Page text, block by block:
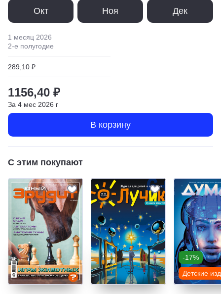
Окт Ноя Дек
1 месяц 2026
2-е полугодие
289,10 ₽
1156,40 ₽
За 4 мес 2026 г
В корзину
С этим покупают
-17%
Детские